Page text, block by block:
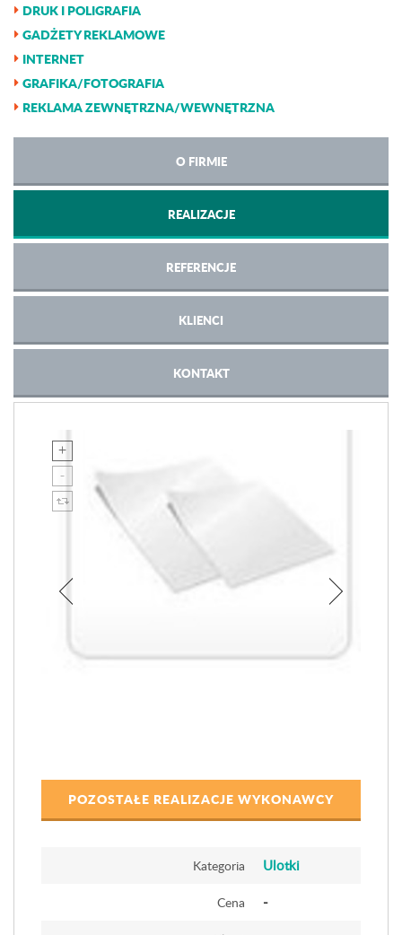
DRUK I POLIGRAFIA
GADŻETY REKLAMOWE
INTERNET
GRAFIKA/FOTOGRAFIA
REKLAMA ZEWNĘTRZNA/WEWNĘTRZNA
O FIRMIE
REALIZACJE
REFERENCJE
KLIENCI
KONTAKT
POZOSTAŁE REALIZACJE WYKONAWCY
Kategoria Ulotki
Cena -